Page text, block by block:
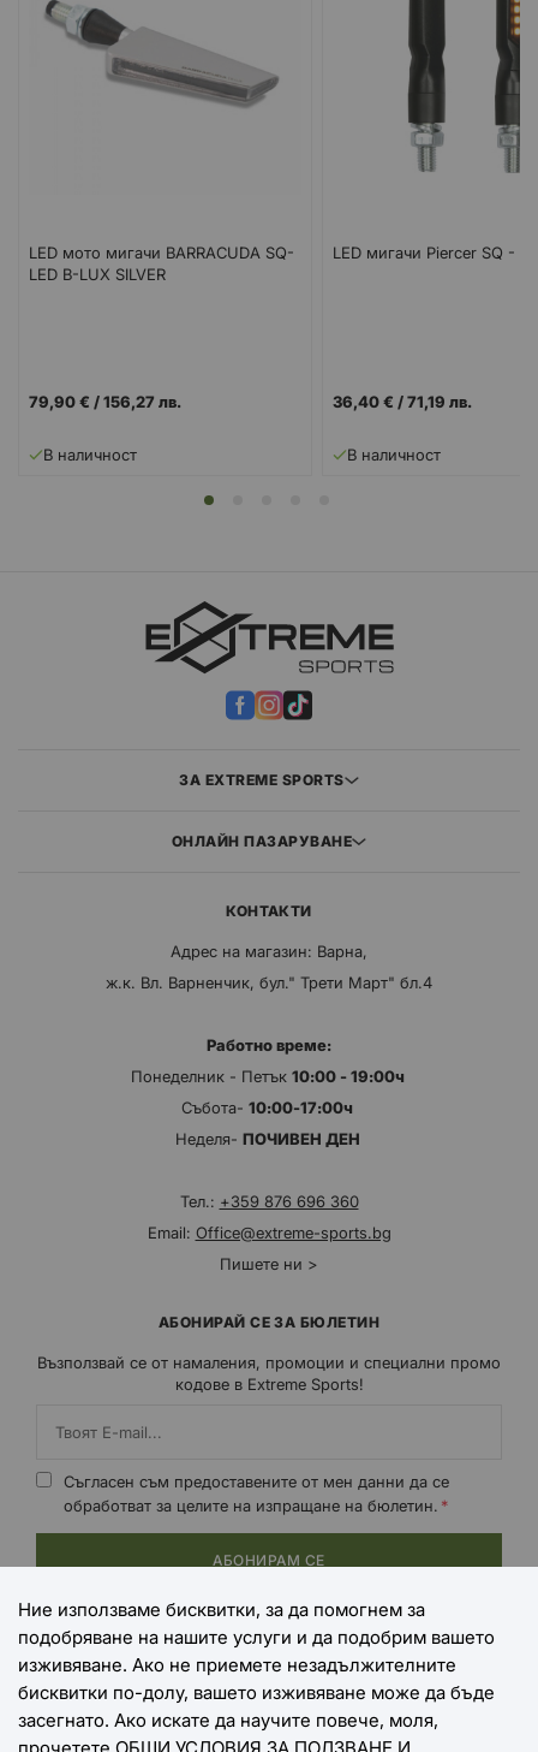
LED мото мигачи BARRACUDA SQ-
LED B-LUX SILVER
79,90 € /156,27 лв.
В наличност
LED мигачи Piercer SQ -
36,40 € /71,19 лв.
В наличност
ЗА EXTREME SPORTS
ОНЛАЙН ПАЗАРУВАНЕ
КОНТАКТИ
Адрес на магазин: Варна,
ж.к. Вл. Варненчик, бул." Трети Март" бл.4
Работно време:
Понеделник - Петък 10:00 - 19:00ч
Събота- 10:00-17:00ч
Неделя- ПОЧИВЕН ДЕН
Тел.: +359 876 696 360
Email: Office@extreme-sports.bg
Пишете ни >
АБОНИРАЙ СЕ ЗА БЮЛЕТИН
Възползвай се от намаления, промоции и специални промо
кодове в Extreme Sports!
Съгласен съм предоставените от мен данни да се
обработват за целите на изпращане на бюлетин.
АБОНИРАМ СЕ
НАЧИНИ НА ПЛАЩАНЕ
Ние използваме бисквитки, за да помогнем за
подобряване на нашите услуги и да подобрим вашето
изживяване. Ако не приемете незадължителните
бисквитки по-долу, вашето изживяване може да бъде
засегнато. Ако искате да научите повече, моля,